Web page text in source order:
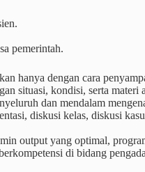
pemerintah.
hanya dengan cara
situasi, kondisi, serta materi
dan mendalam
diskusi kelas, diskusi
output yang optimal,
di bidang